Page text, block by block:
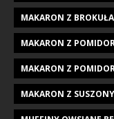
MAKARON Z
MAKARON Z
MAKARON Z
MAKARON Z